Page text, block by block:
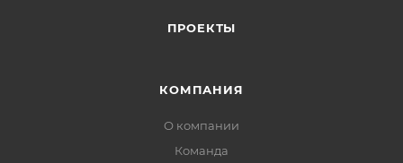
ПРОЕКТЫ
КОМПАНИЯ
О компании
Команда